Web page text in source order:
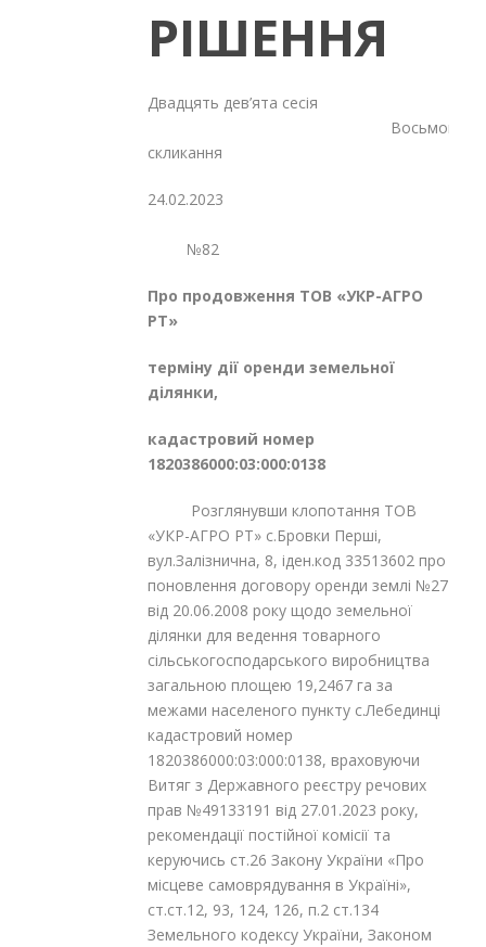
РІШЕННЯ
Двадцять дев’ята сесія
Восьмого
скликання
24.02.2023
№82
Про продовження ТОВ «УКР-АГРО
РТ»
терміну дії оренди земельної
ділянки,
кадастровий номер
1820386000:03:000:0138
Розглянувши клопотання ТОВ
«УКР-АГРО РТ» с.Бровки Перші,
вул.Залізнична, 8, іден.код 33513602 про
поновлення договору оренди землі №27
від 20.06.2008 року щодо земельної
ділянки для ведення товарного
сільськогосподарського виробництва
загальною площею 19,2467 га за
межами населеного пункту с.Лебединці
кадастровий номер
1820386000:03:000:0138, враховуючи
Витяг з Державного реєстру речових
прав №49133191 від 27.01.2023 року,
рекомендації постійної комісії та
керуючись ст.26 Закону України «Про
місцеве самоврядування в Україні»,
ст.ст.12, 93, 124, 126, п.2 ст.134
Земельного кодексу України, Законом